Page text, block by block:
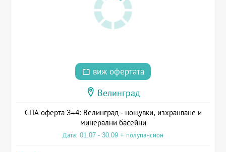
виж офертата
Велинград
СПА оферта 3=4: Велинград - нощувки, изхранване и
минерални басейни
Дата: 01.07 - 30.09 + полупансион